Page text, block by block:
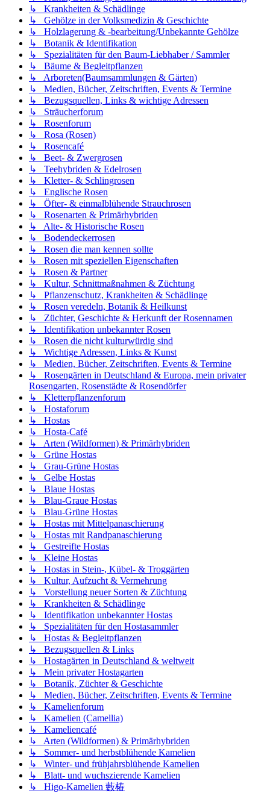
↳ Krankheiten & Schädlinge
↳ Gehölze in der Volksmedizin & Geschichte
↳ Holzlagerung & -bearbeitung/Unbekannte Gehölze
↳ Botanik & Identifikation
↳ Spezialitäten für den Baum-Liebhaber / Sammler
↳ Bäume & Begleitpflanzen
↳ Arboreten(Baumsammlungen & Gärten)
↳ Medien, Bücher, Zeitschriften, Events & Termine
↳ Bezugsquellen, Links & wichtige Adressen
↳ Sträucherforum
↳ Rosenforum
↳ Rosa (Rosen)
↳ Rosencafé
↳ Beet- & Zwergrosen
↳ Teehybriden & Edelrosen
↳ Kletter- & Schlingrosen
↳ Englische Rosen
↳ Öfter- & einmalblühende Strauchrosen
↳ Rosenarten & Primärhybriden
↳ Alte- & Historische Rosen
↳ Bodendeckerrosen
↳ Rosen die man kennen sollte
↳ Rosen mit speziellen Eigenschaften
↳ Rosen & Partner
↳ Kultur, Schnittmaßnahmen & Züchtung
↳ Pflanzenschutz, Krankheiten & Schädlinge
↳ Rosen veredeln, Botanik & Heilkunst
↳ Züchter, Geschichte & Herkunft der Rosennamen
↳ Identifikation unbekannter Rosen
↳ Rosen die nicht kulturwürdig sind
↳ Wichtige Adressen, Links & Kunst
↳ Medien, Bücher, Zeitschriften, Events & Termine
↳ Rosengärten in Deutschland & Europa, mein privater
Rosengarten, Rosenstädte & Rosendörfer
↳ Kletterpflanzenforum
↳ Hostaforum
↳ Hostas
↳ Hosta-Café
↳ Arten (Wildformen) & Primärhybriden
↳ Grüne Hostas
↳ Grau-Grüne Hostas
↳ Gelbe Hostas
↳ Blaue Hostas
↳ Blau-Graue Hostas
↳ Blau-Grüne Hostas
↳ Hostas mit Mittelpanaschierung
↳ Hostas mit Randpanaschierung
↳ Gestreifte Hostas
↳ Kleine Hostas
↳ Hostas in Stein-, Kübel- & Troggärten
↳ Kultur, Aufzucht & Vermehrung
↳ Vorstellung neuer Sorten & Züchtung
↳ Krankheiten & Schädlinge
↳ Identifikation unbekannter Hostas
↳ Spezialitäten für den Hostasammler
↳ Hostas & Begleitpflanzen
↳ Bezugsquellen & Links
↳ Hostagärten in Deutschland & weltweit
↳ Mein privater Hostagarten
↳ Botanik, Züchter & Geschichte
↳ Medien, Bücher, Zeitschriften, Events & Termine
↳ Kamelienforum
↳ Kamelien (Camellia)
↳ Kameliencafé
↳ Arten (Wildformen) & Primärhybriden
↳ Sommer- und herbstblühende Kamelien
↳ Winter- und frühjahrsblühende Kamelien
↳ Blatt- und wuchszierende Kamelien
↳ Higo-Kamelien 藪椿